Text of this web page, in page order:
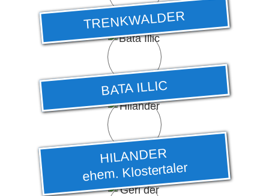
TRENKWALDER
BATA ILLIC
HILANDER
ehem. Klostertaler